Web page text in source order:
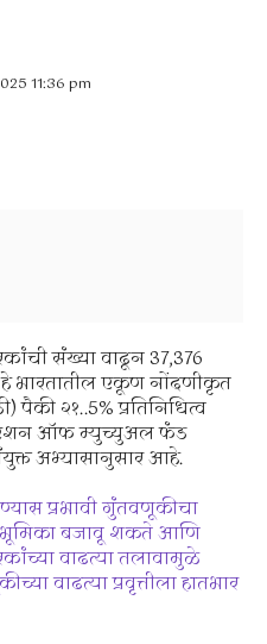
11:36 pm
संख्या वाढून 37,376
हे भारतातील एकूण नोंदणीकृत
२१..5% प्रतिनिधित्व
ऑफ म्युच्युअल फंड
अभ्यासानुसार आहे.
प्रभावी गुंतवणूकीचा
भूमिका बजावू शकते आणि
वाढत्या तलावामुळे
वाढत्या प्रवृत्तीला हातभार